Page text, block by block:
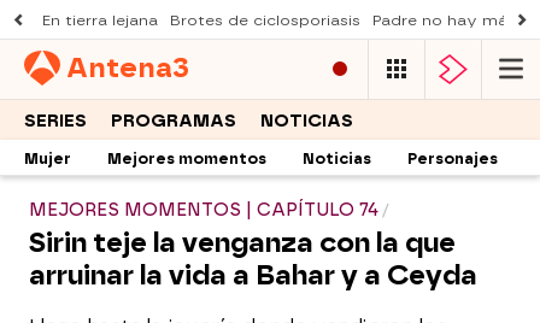
En tierra lejana Brotes de ciclosporiasis Padre no hay más
Antena3
SERIES PROGRAMAS NOTICIAS
Mujer Mejores momentos Noticias Personajes
MEJORES MOMENTOS | CAPÍTULO 74
Sirin teje la venganza con la que
arruinar la vida a Bahar y a Ceyda